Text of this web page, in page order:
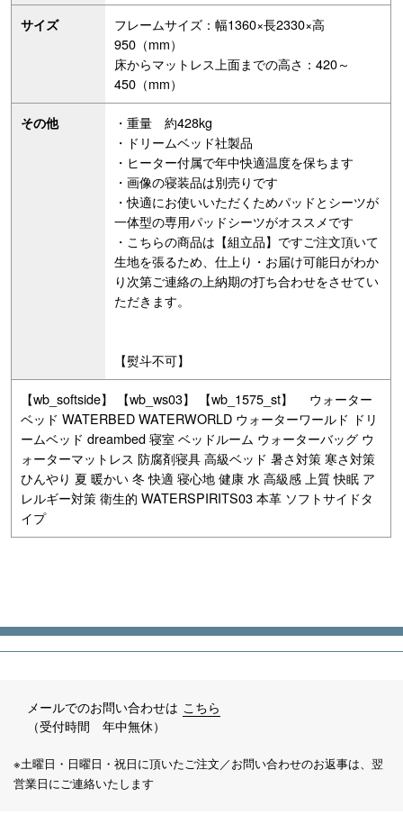
サイズ
フレームサイズ：幅1360×長2330×高
950（mm）
床からマットレス上面までの高さ：420～
450（mm）
その他
・重量 約428kg
・ドリームベッド社製品
・ヒーター付属で年中快適温度を保ちます
・画像の寝装品は別売りです
・快適にお使いいただくためパッドとシーツが
一体型の専用パッドシーツがオススメです
・こちらの商品は【組立品】ですご注文頂いて
生地を張るため、仕上り・お届け可能日がわか
り次第ご連絡の上納期の打ち合わせをさせてい
ただきます。
【熨斗不可】
【wb_softside】 【wb_ws03】 【wb_1575_st】 ウォーター
ベッド WATERBED WATERWORLD ウォーターワールド ドリ
ームベッド dreambed 寝室 ベッドルーム ウォーターバッグ ウ
ォーターマットレス 防腐剤寝具 高級ベッド 暑さ対策 寒さ対策
ひんやり 夏 暖かい 冬 快適 寝心地 健康 水 高級感 上質 快眠 ア
レルギー対策 衛生的 WATERSPIRITS03 本革 ソフトサイドタ
イプ
メールでのお問い合わせは こちら
（受付時間 年中無休）
※土曜日・日曜日・祝日に頂いたご注文／お問い合わせのお返事は、翌
営業日にご連絡いたします